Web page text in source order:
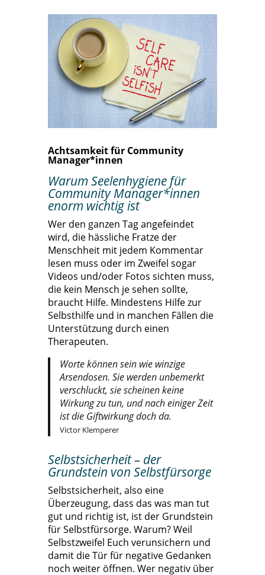
Achtsamkeit für Community
Manager*innen
Warum Seelenhygiene für
Community Manager*innen
enorm wichtig ist
Wer den ganzen Tag angefeindet
wird, die hässliche Fratze der
Menschheit mit jedem Kommentar
lesen muss oder im Zweifel sogar
Videos und/oder Fotos sichten muss,
die kein Mensch je sehen sollte,
braucht Hilfe. Mindestens Hilfe zur
Selbsthilfe und in manchen Fällen die
Unterstützung durch einen
Therapeuten.
Worte können sein wie winzige
Arsendosen. Sie werden unbemerkt
verschluckt, sie scheinen keine
Wirkung zu tun, und nach einiger Zeit
ist die Giftwirkung doch da.
Victor Klemperer
Selbstsicherheit – der
Grundstein von Selbstfürsorge
Selbstsicherheit, also eine
Überzeugung, dass das was man tut
gut und richtig ist, ist der Grundstein
für Selbstfürsorge. Warum? Weil
Selbstzweifel Euch verunsichern und
damit die Tür für negative Gedanken
noch weiter öffnen. Wer negativ über